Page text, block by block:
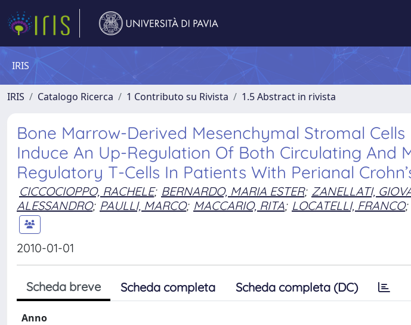
IRIS
IRIS Catalogo Ricerca 1 Contributo su Rivista 1.5 Abstract in rivista
Bone Marrow-Derived Mesenchymal Stromal
Induce An Up-Regulation Of Both Circulating And
Regulatory T-Cells In Patients With Perianal
CICCOCIOPPO, RACHELE; BERNARDO, MARIA ESTER; ZANELLATI,
ALESSANDRO; PAULLI, MARCO; MACCARIO, RITA; LOCATELLI, FRANCO;
2010-01-01
Scheda breve Scheda completa Scheda completa (DC)
Anno